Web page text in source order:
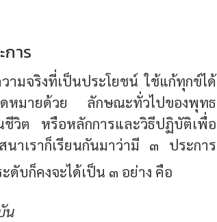
การ
มจริงที่เป็นประโยชน์ ใช้แก้ทุกข์ได้
หมายด้วย ลักษณะทั่วไปของพุทธ
ชีวิต หรือหลักการและวิธีปฏิบัติเพื่อ
าเราก็เรียนกันมาว่ามี ๓ ประการ
บก็คงจะได้เป็น ๓ อย่าง คือ
น